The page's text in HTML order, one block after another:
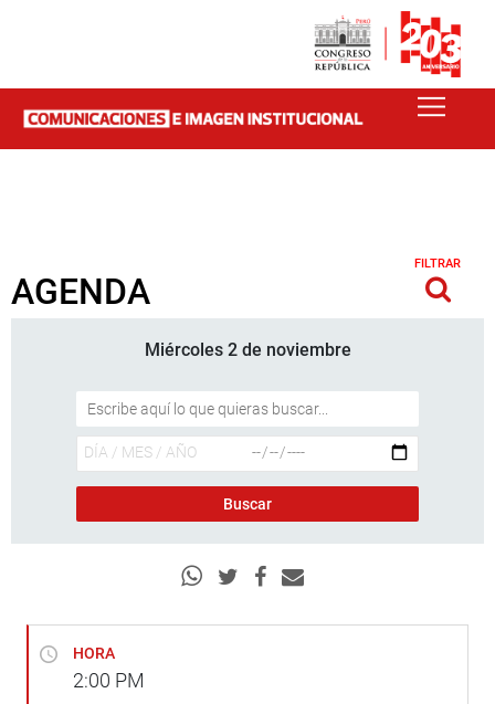
AGENDA
FILTRAR
Miércoles 2 de noviembre
HORA
2:00 PM